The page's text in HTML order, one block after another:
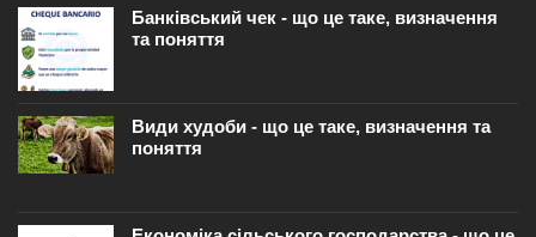
Банківський чек - що це таке, визначення
та поняття
Види худоби - що це таке, визначення та
поняття